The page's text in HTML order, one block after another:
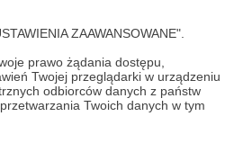
ZAAWANSOWANE".
prawo żądania dostępu,
Twojej przeglądarki w urządzeniu
odbiorców danych z państw
Twoich danych w tym
profil autora